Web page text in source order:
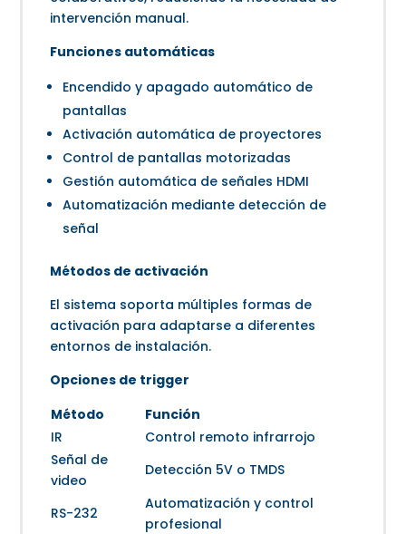
intervención manual.
Funciones automáticas
Encendido y apagado automático de
pantallas
Activación automática de proyectores
Control de pantallas motorizadas
Gestión automática de señales HDMI
Automatización mediante detección de
señal
Métodos de activación
El sistema soporta múltiples formas de
activación para adaptarse a diferentes
entornos de instalación.
Opciones de trigger
Método
Función
IR
Control remoto infrarrojo
Señal de
video
Detección 5V o TMDS
RS-232
Automatización y control
profesional